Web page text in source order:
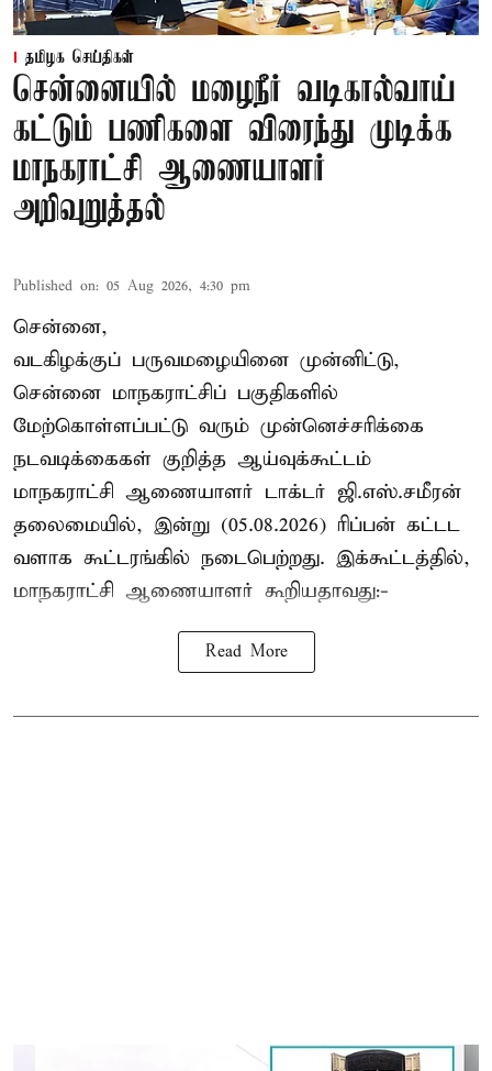
தமிழக செய்திகள்
சென்னையில் மழைநீர் வடிகால்வாய்
கட்டும் பணிகளை விரைந்து முடிக்க
மாநகராட்சி ஆணையாளர்
அறிவுறுத்தல்
Published on: 05 Aug 2026, 4:30 pm
சென்னை,
வடகிழக்குப் பருவமழையினை முன்னிட்டு,
சென்னை மாநகராட்சிப் பகுதிகளில்
மேற்கொள்ளப்பட்டு வரும் முன்னெச்சரிக்கை
நடவடிக்கைகள் குறித்த ஆய்வுக்கூட்டம்
மாநகராட்சி ஆணையாளர் டாக்டர் ஜி.எஸ்.சமீரன்
தலைமையில், இன்று (05.08.2026) ரிப்பன் கட்டட
வளாக கூட்டரங்கில் நடைபெற்றது. இக்கூட்டத்தில்,
மாநகராட்சி ஆணையாளர் கூறியதாவது:-
Read More